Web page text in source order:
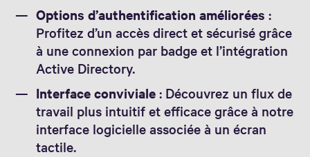
Options d’authentification améliorées :
Profitez d’un accès direct et sécurisé grâce
à une connexion par badge et l’intégration
Active Directory.
Interface conviviale: Découvrez un flux de
travail plus intuitif et efficace grâce à notre
interface logicielle associée à un écran
tactile.